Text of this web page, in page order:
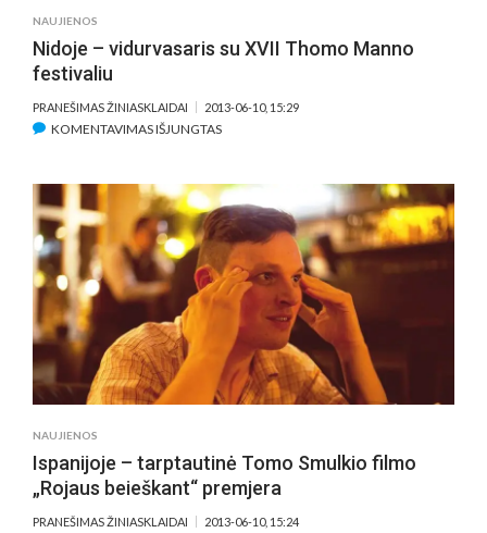
NAUJIENOS
Nidoje – vidurvasaris su XVII Thomo Manno
festivaliu
PRANEŠIMAS ŽINIASKLAIDAI 2013-06-10, 15:29
KOMENTAVIMAS IŠJUNGTASĮRAŠE
VIDURVASARIS
SU
XVII
THOMO
MANNO
FESTIVALIU
NAUJIENOS
Ispanijoje – tarptautinė Tomo Smulkio filmo
„Rojaus beieškant“ premjera
PRANEŠIMAS ŽINIASKLAIDAI 2013-06-10, 15:24